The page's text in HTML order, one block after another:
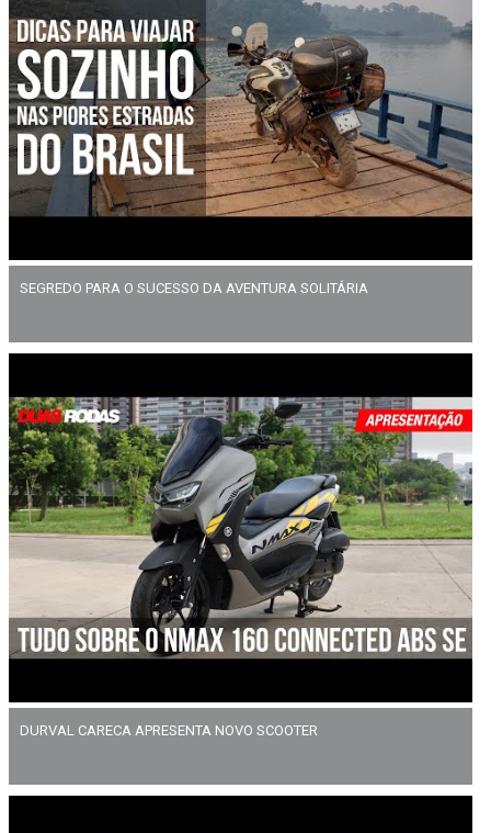
SEGREDO PARA O SUCESSO DA AVENTURA SOLITÁRIA
DURVAL CARECA APRESENTA NOVO SCOOTER